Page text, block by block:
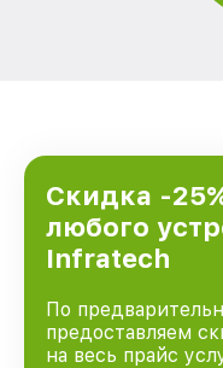
Скидка -
любого
Infratech
По
предоставляем
на весь прайс